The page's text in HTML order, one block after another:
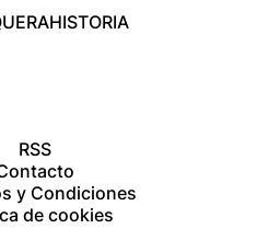
HISTORIA
RSS
y Condiciones
de cookies